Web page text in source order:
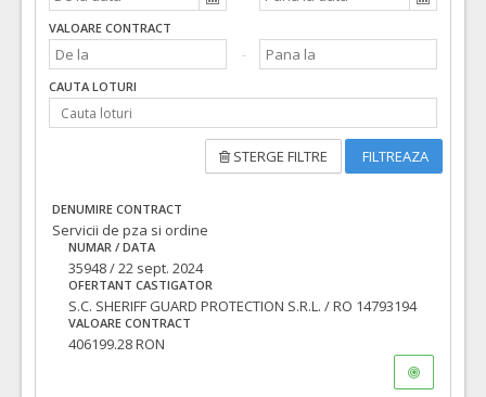
VALOARE CONTRACT
CAUTA LOTURI
STERGE FILTRE FILTREAZA
DENUMIRE CONTRACT
Servicii de pza si ordine
NUMAR / DATA
35948 / 22 sept. 2024
OFERTANT CASTIGATOR
S.C. SHERIFF GUARD PROTECTION S.R.L. / RO 14793194
VALOARE CONTRACT
406199.28 RON